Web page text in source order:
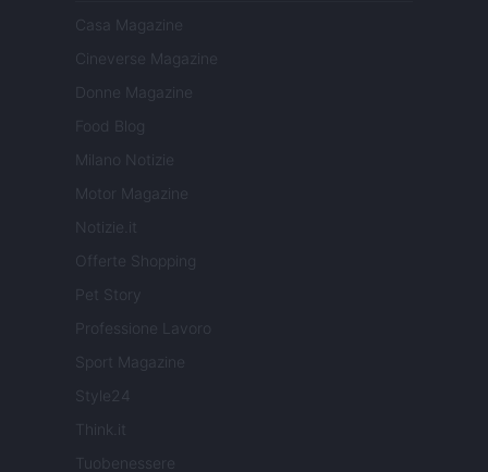
Casa Magazine
Cineverse Magazine
Donne Magazine
Food Blog
Milano Notizie
Motor Magazine
Notizie.it
Offerte Shopping
Pet Story
Professione Lavoro
Sport Magazine
Style24
Think.it
Tuobenessere